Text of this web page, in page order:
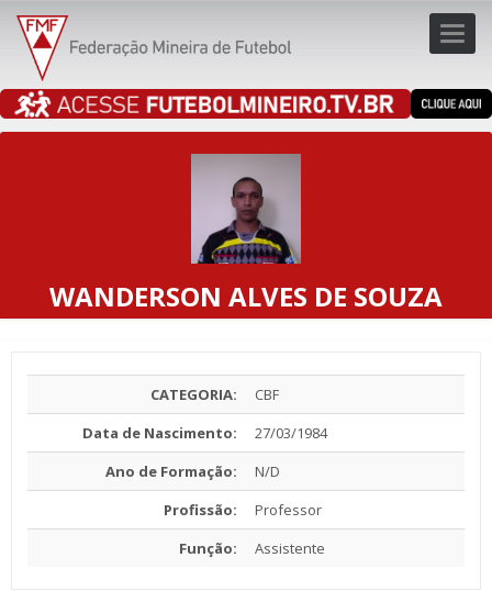
WANDERSON ALVES DE SOUZA
CATEGORIA:
CBF
Data de Nascimento:
27/03/1984
Ano de Formação:
N/D
Profissão:
Professor
Função:
Assistente